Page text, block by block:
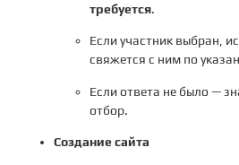
требуется.
Если участник выбран,
свяжется с ним по
Если ответа не было —
отбор.
Создание сайта